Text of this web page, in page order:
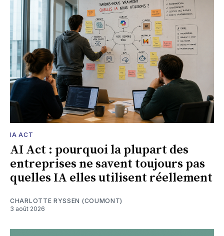
IA ACT
AI Act : pourquoi la plupart des
entreprises ne savent toujours pas
quelles IA elles utilisent réellement
CHARLOTTE RYSSEN (COUMONT)
3 août 2026